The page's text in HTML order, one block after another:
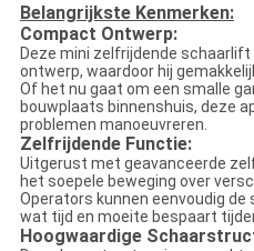
Belangrijkste Kenmerken:
Compact Ontwerp:
Deze mini zelfrijdende
ontwerp, waardoor hij
Of het nu gaat om een smalle
bouwplaats binnenshuis, deze
problemen manoeuvreren.
Zelfrijdende Functie:
Uitgerust met geavanceerde
het soepele beweging over
Operators kunnen eenvoudig de
wat tijd en moeite bespaart
Hoogwaardige